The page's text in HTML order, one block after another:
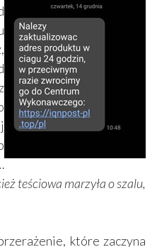
teściowa marzyła o szalu,
które zaczyna